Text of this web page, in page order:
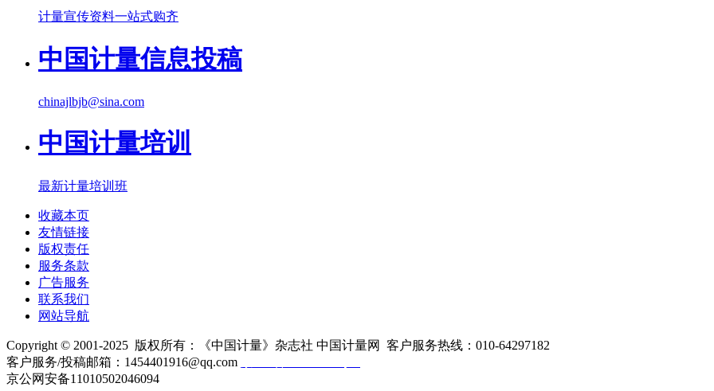
计量宣传资料一站式购齐
中国计量信息投稿
chinajlbjb@sina.com
中国计量培训
最新计量培训班
收藏本页
友情链接
版权责任
服务条款
广告服务
联系我们
网站导航
Copyright © 2001-2025 版权所有：《中国计量》杂志社 中国计量网 客户服务热线：010-64297182
客户服务/投稿邮箱：1454401916@qq.com
京公网安备11010502046094